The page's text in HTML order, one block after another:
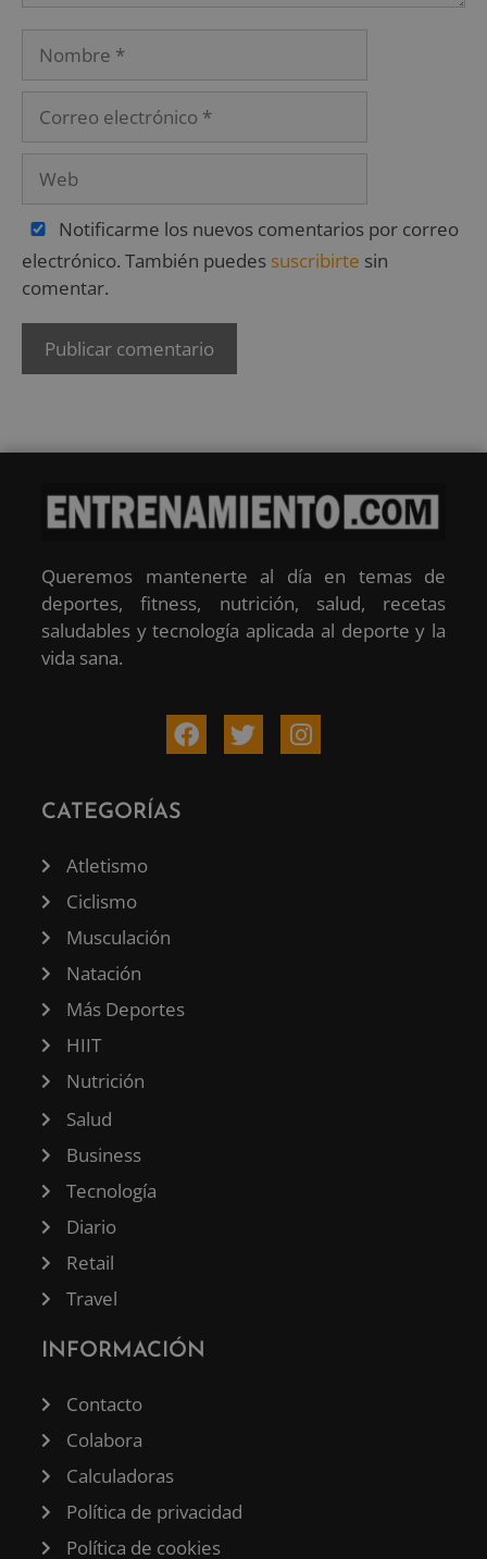
Notificarme los nuevos comentarios por correo
electrónico. También puedes suscribirte sin
comentar.
Queremos mantenerte al día en temas de
deportes, fitness, nutrición, salud, recetas
saludables y tecnología aplicada al deporte y la
vida sana.
CATEGORÍAS
Atletismo
Ciclismo
Musculación
Natación
Más Deportes
HIIT
Nutrición
Salud
Business
Tecnología
Diario
Retail
Travel
INFORMACIÓN
Contacto
Colabora
Calculadoras
Política de privacidad
Política de cookies